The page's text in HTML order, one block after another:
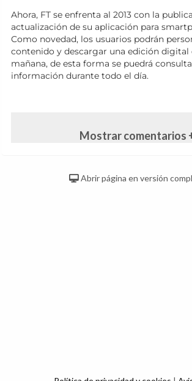
Ahora, FT se enfrenta al 2013 con la
actualización de su aplicación para
Como novedad, los usuarios podrán
contenido y descargar una edición digital
mañana, de esta forma se puedrá
información durante todo el día.
Mostrar comentarios
Abrir página en versión